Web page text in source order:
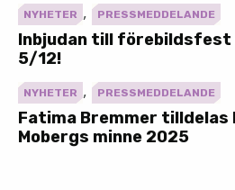
NYHETER , PRESSMEDDELANDE
Inbjudan till förebildsfest
5/12!
NYHETER , PRESSMEDDELANDE
Fatima Bremmer
Mobergs minne 2025